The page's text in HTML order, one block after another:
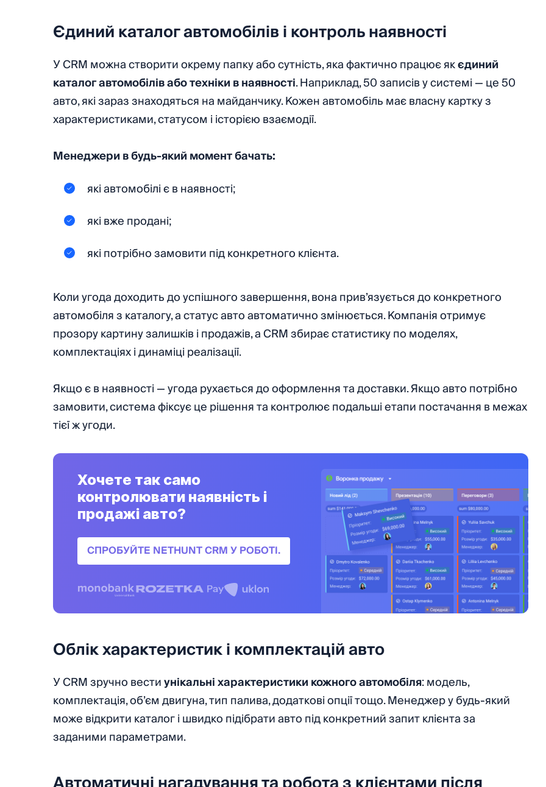
Єдиний каталог автомобілів і контроль наявності
У CRM можна створити окрему папку або сутність, яка фактично працює якєдиний
каталог автомобілів або техніки в наявності. Наприклад, 50 записів у системі — це 50
авто, які зараз знаходяться на майданчику. Кожен автомобіль має власну картку з
характеристиками, статусом і історією взаємодії.
Менеджери в будь-який момент бачать:
які автомобілі є в наявності;
які вже продані;
які потрібно замовити під конкретного клієнта.
Коли угода доходить до успішного завершення, вона прив’язується до конкретного
автомобіля з каталогу, а статус авто автоматично змінюється. Компанія отримує
прозору картину залишків і продажів, а CRM збирає статистику по моделях,
комплектаціях і динаміці реалізації.
Якщо є в наявності — угода рухається до оформлення та доставки. Якщо авто потрібно
замовити, система фіксує це рішення та контролює подальші етапи постачання в межах
тієї ж угоди.
Хочете так само
контролювати наявність і
продажі авто?
СПРОБУЙТЕ NETHUNT CRM У РОБОТІ.
Облік характеристик і комплектацій авто
У CRM зручно вестиунікальні характеристики кожного автомобіля: модель,
комплектація, об’єм двигуна, тип палива, додаткові опції тощо. Менеджер у будь-який
може відкрити каталог і швидко підібрати авто під конкретний запит клієнта за
заданими параметрами.